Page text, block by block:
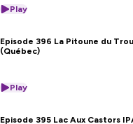
Play
Episode 396 La Pitoune du
(Québec)
Play
Episode 395 Lac Aux Castors